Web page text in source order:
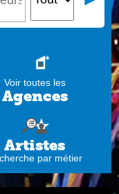
Voir toutes les
Agences
Artistes
par métier